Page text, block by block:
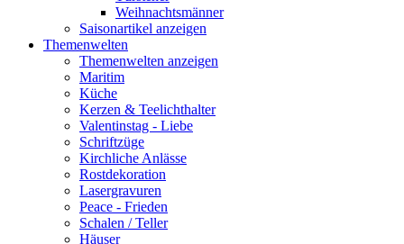
Weihnachtsmänner
Saisonartikel anzeigen
Themenwelten
Themenwelten anzeigen
Maritim
Küche
Kerzen & Teelichthalter
Valentinstag - Liebe
Schriftzüge
Kirchliche Anlässe
Rostdekoration
Lasergravuren
Peace - Frieden
Schalen / Teller
Häuser